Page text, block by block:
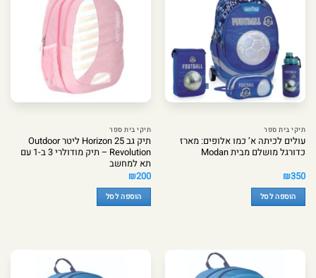
תיקי בית ספר
עולים לכיתה א’ כמו אלופים: מארז
כדורגל מושלם מבית Modan
₪350
הוספה לסל
תיקי בית ספר
תיק גב Horizon 25 ליטר Outdoor
Revolution – תיק מודולרי 3 ב-1 עם
תא למחשב
₪200
הוספה לסל